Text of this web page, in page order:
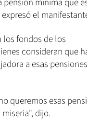
pensión mínima que
el
fondos de los
consideran que
a esas pensiones
queremos esas
dijo.